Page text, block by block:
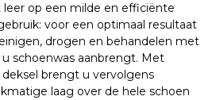
op een milde en efficiënte
voor een optimaal resultaat
drogen en behandelen met
schoenwas aanbrengt. Met
brengt u vervolgens
laag over de hele schoen